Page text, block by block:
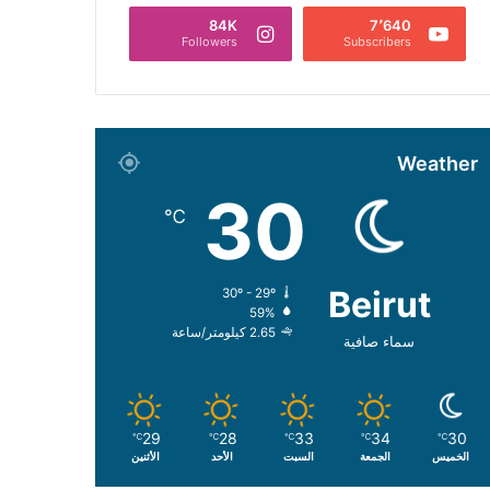
7٬640
Subscribers
84K
Followers
Weather
Beirut
سماء صافية
30
℃
30º - 29º
59%
2.65 كيلومتر/ساعة
30
℃
الخميس
34
℃
الجمعة
33
℃
السبت
28
℃
الأحد
29
℃
الأثنين